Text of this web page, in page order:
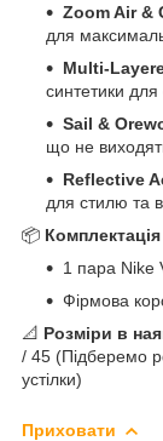
Zoom Air &
для
Multi-
синтетики для
Sail &
що не
Reflective
для стилю та
📦 Комплектація
1 пара Nike
Фірмова
📐 Розміри в
/ 45 (Підберемо
устілки)
Приховати